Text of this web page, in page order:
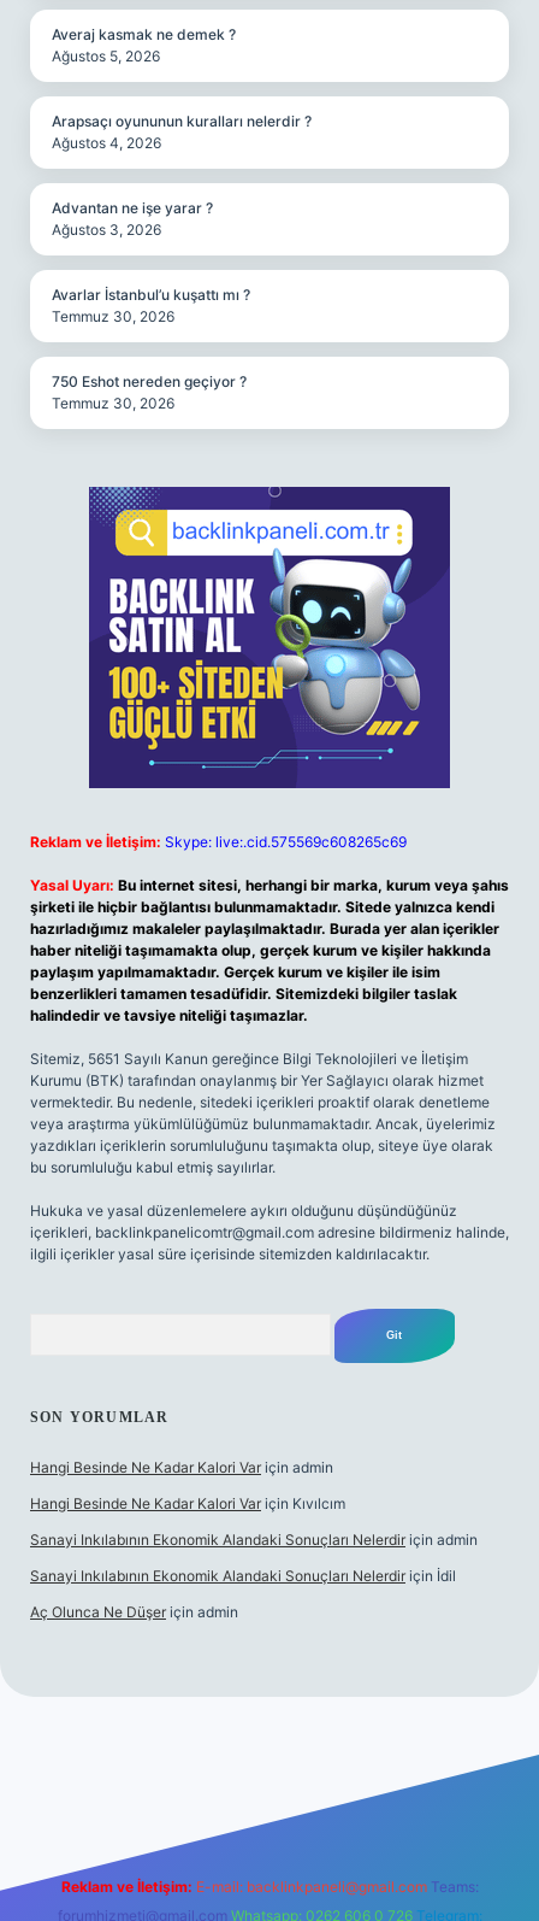
Averaj kasmak ne demek ?
Ağustos 5, 2026
Arapsaçı oyununun kuralları nelerdir ?
Ağustos 4, 2026
Advantan ne işe yarar ?
Ağustos 3, 2026
Avarlar İstanbul’u kuşattı mı ?
Temmuz 30, 2026
750 Eshot nereden geçiyor ?
Temmuz 30, 2026
Reklam ve İletişim: Skype: live:.cid.575569c608265c69
Yasal Uyarı: Bu internet sitesi, herhangi bir marka, kurum veya şahıs
şirketi ile hiçbir bağlantısı bulunmamaktadır. Sitede yalnızca kendi
hazırladığımız makaleler paylaşılmaktadır. Burada yer alan içerikler
haber niteliği taşımamakta olup, gerçek kurum ve kişiler hakkında
paylaşım yapılmamaktadır. Gerçek kurum ve kişiler ile isim
benzerlikleri tamamen tesadüfidir. Sitemizdeki bilgiler taslak
halindedir ve tavsiye niteliği taşımazlar.
Sitemiz, 5651 Sayılı Kanun gereğince Bilgi Teknolojileri ve İletişim
Kurumu (BTK) tarafından onaylanmış bir Yer Sağlayıcı olarak hizmet
vermektedir. Bu nedenle, sitedeki içerikleri proaktif olarak denetleme
veya araştırma yükümlülüğümüz bulunmamaktadır. Ancak, üyelerimiz
yazdıkları içeriklerin sorumluluğunu taşımakta olup, siteye üye olarak
bu sorumluluğu kabul etmiş sayılırlar.
Hukuka ve yasal düzenlemelere aykırı olduğunu düşündüğünüz
içerikleri, backlinkpanelicomtr@gmail.com adresine bildirmeniz halinde,
ilgili içerikler yasal süre içerisinde sitemizden kaldırılacaktır.
SON YORUMLAR
Hangi Besinde Ne Kadar Kalori Var için admin
Hangi Besinde Ne Kadar Kalori Var için Kıvılcım
Sanayi Inkılabının Ekonomik Alandaki Sonuçları Nelerdir için admin
Sanayi Inkılabının Ekonomik Alandaki Sonuçları Nelerdir için İdil
Aç Olunca Ne Düşer için admin
Reklam ve İletişim: E-mail: backlinkpaneli@gmail.com Teams:
forumhizmeti@gmail.com Whatsapp: 0262 606 0 726 Telegram: